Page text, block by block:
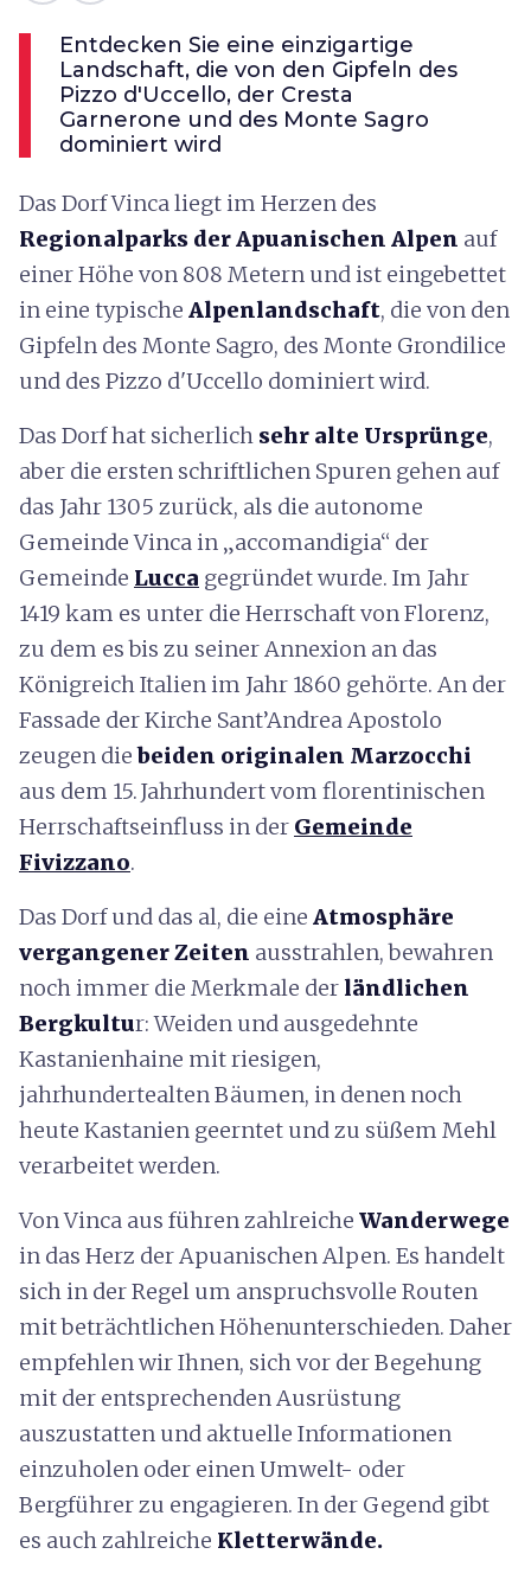
Entdecken Sie eine einzigartige
Landschaft, die von den Gipfeln des
Pizzo d'Uccello, der Cresta
Garnerone und des Monte Sagro
dominiert wird
Das Dorf Vinca liegt im Herzen des
Regionalparks der Apuanischen Alpen auf
einer Höhe von 808 Metern und ist eingebettet
in eine typische Alpenlandschaft, die von den
Gipfeln des Monte Sagro, des Monte Grondilice
und des Pizzo d'Uccello dominiert wird.
Das Dorf hat sicherlich sehr alte Ursprünge,
aber die ersten schriftlichen Spuren gehen auf
das Jahr 1305 zurück, als die autonome
Gemeinde Vinca in „accomandigia“ der
Gemeinde Lucca gegründet wurde. Im Jahr
1419 kam es unter die Herrschaft von Florenz,
zu dem es bis zu seiner Annexion an das
Königreich Italien im Jahr 1860 gehörte. An der
Fassade der Kirche Sant’Andrea Apostolo
zeugen diebeiden originalen Marzocchi
aus dem 15. Jahrhundert vom florentinischen
Herrschaftseinfluss in der Gemeinde
Fivizzano.
Das Dorf und das al, die eine Atmosphäre
vergangener Zeiten ausstrahlen, bewahren
noch immer die Merkmale derländlichen
Bergkultur: Weiden und ausgedehnte
Kastanienhaine mit riesigen,
jahrhundertealten Bäumen, in denen noch
heute Kastanien geerntet und zu süßem Mehl
verarbeitet werden.
Von Vinca aus führen zahlreiche Wanderwege
in das Herz der Apuanischen Alpen. Es handelt
sich in der Regel um anspruchsvolle Routen
mit beträchtlichen Höhenunterschieden. Daher
empfehlen wir Ihnen, sich vor der Begehung
mit der entsprechenden Ausrüstung
auszustatten und aktuelle Informationen
einzuholen oder einen Umwelt- oder
Bergführer zu engagieren. In der Gegend gibt
es auch zahlreiche Kletterwände.